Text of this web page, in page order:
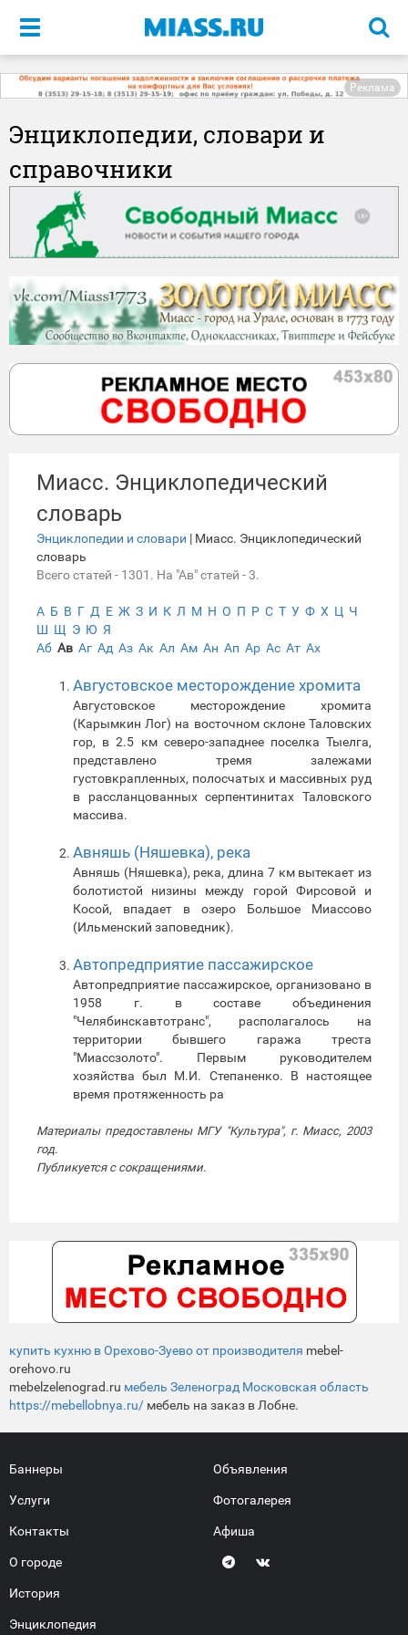
Меню
Реклама
Энциклопедии, словари и
справочники
Миасс. Энциклопедический
словарь
Энциклопедии и словари | Миасс. Энциклопедический
словарь
Всего статей - 1301. На "Ав" статей - 3.
А Б В Г Д Е Ж З И К Л М Н О П Р С Т У Ф Х Ц Ч
Ш Щ Э Ю Я
Аб Ав Аг Ад Аз Ак Ал Ам Ан Ап Ар Ас Ат Ах
Августовское месторождение хромита
Августовское месторождение хромита
(Карымкин Лог) на восточном склоне Таловских
гор, в 2.5 км северо-западнее поселка Тыелга,
представлено тремя залежами
густовкрапленных, полосчатых и массивных руд
в рассланцованных серпентинитах Таловского
массива.
Авняшь (Няшевка), река
Авняшь (Няшевка), река, длина 7 км вытекает из
болотистой низины между горой Фирсовой и
Косой, впадает в озеро Большое Миассово
(Ильменский заповедник).
Автопредприятие пассажирское
Автопредприятие пассажирское, организовано в
1958 г. в составе объединения
"Челябинскавтотранс", располагалось на
территории бывшего гаража треста
"Миассзолото". Первым руководителем
хозяйства был М.И. Степаненко. В настоящее
время протяженность ра
Материалы предоставлены МГУ "Культура", г. Миасс, 2003
год.
Публикуется с сокращениями.
купить кухню в Орехово-Зуево от производителя mebel-
orehovo.ru
mebelzelenograd.ru мебель Зеленоград Московская область
https://mebellobnya.ru/ мебель на заказ в Лобне.
Баннеры
Услуги
Контакты
О городе
История
Энциклопедия
Объявления
Фотогалерея
Афиша